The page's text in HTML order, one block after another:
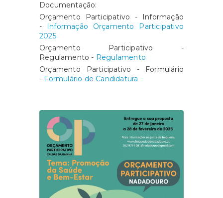
Documentação:
Orçamento Participativo - Informação
- Informação Orçamento Participativo
2025
Orçamento Participativo -
Regulamento - Regulamento
Orçamento Participativo - Formulário
- Formulário de Candidatura